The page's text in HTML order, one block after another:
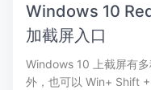
Windows 10
加截屏入口
Windows 10 上截屏有
外，也可以 Win+ Shift